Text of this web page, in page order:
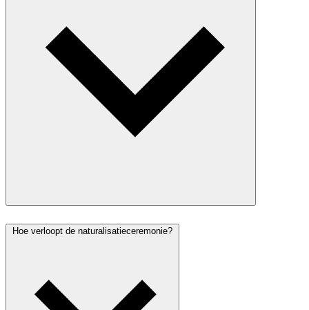
Hoe verloopt de naturalisatieceremonie?